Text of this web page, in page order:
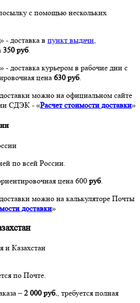
с помощью нескольких
» - доставка в пункт выдачи
350 руб.
» - доставка курьером в рабочие дни с
цена 630 руб.
можно на официальном сайте
СДЭК - «Расчет стоимости доставки»
по всей России.
цена 600 руб.
можно на калькуляторе Почты
доставки»
по Почте.
–2 000 руб. , требуется полная